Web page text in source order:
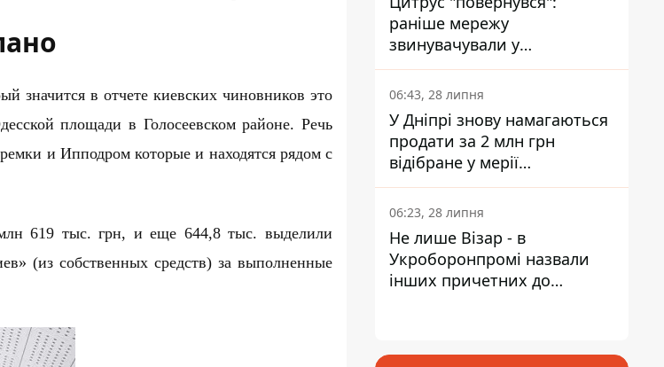
значится в отчете киевских чиновников это
площади в Голосеевском районе. Речь
и Ипподром которые и находятся рядом с
619 тыс. грн, и еще 644,8 тыс. выделили
(из собственных средств) за выполненные
раніше мережу
звинувачували у
контрабанді техніки та
ухиленні від сплати
податків
06:43, 28 липня
У Дніпрі знову намагаються
продати за 2 млн грн
відібране у мерії
приміщення Укрпошти
06:23, 28 липня
Не лише Візар - в
Укроборонпромі назвали
інших причетних до